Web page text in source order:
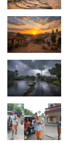
এই পদ্ধতি
রোগীর সংখ্যায়